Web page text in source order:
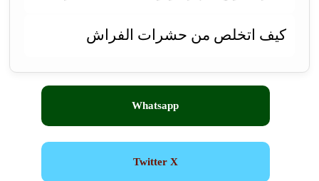
كيف اتخلص من حشرات الفراش
Whatsapp
Twitter X